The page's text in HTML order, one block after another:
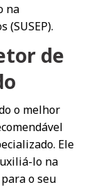
na
(SUSEP).
de
o melhor
Ele
lo na
o seu